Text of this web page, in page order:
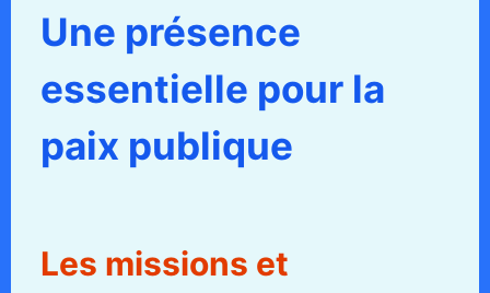
Une présence
essentielle pour la
paix publique
Les missions et